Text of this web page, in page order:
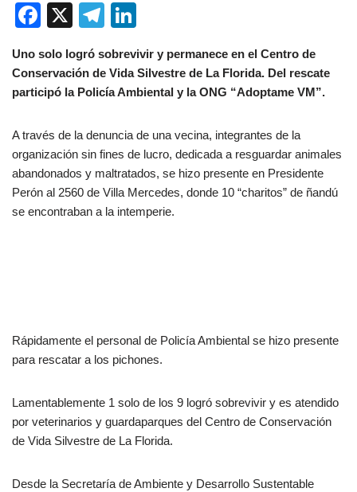
F
c
e
o
o
k
X
T
e
gr
m
k
e
n
Uno solo logró sobrevivir y permanece en el Centro de
Conservación de Vida Silvestre de La Florida. Del rescate
participó la Policía Ambiental y la ONG “Adoptame VM”.
A través de la denuncia de una vecina, integrantes de la
organización sin fines de lucro, dedicada a resguardar animales
abandonados y maltratados, se hizo presente en Presidente
Perón al 2560 de Villa Mercedes, donde 10 “charitos” de ñandú
se encontraban a la intemperie.
Rápidamente el personal de Policía Ambiental se hizo presente
para rescatar a los pichones.
Lamentablemente 1 solo de los 9 logró sobrevivir y es atendido
por veterinarios y guardaparques del Centro de Conservación
de Vida Silvestre de La Florida.
Desde la Secretaría de Ambiente y Desarrollo Sustentable